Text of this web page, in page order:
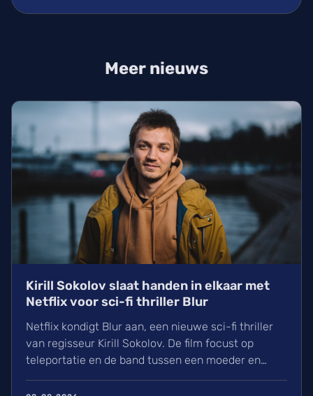
Meer nieuws
Kirill Sokolov slaat handen in elkaar met
Netflix voor sci-fi thriller Blur
Netflix kondigt Blur aan, een nieuwe sci-fi thriller
van regisseur Kirill Sokolov. De film focust op
teleportatie en de band tussen een moeder en